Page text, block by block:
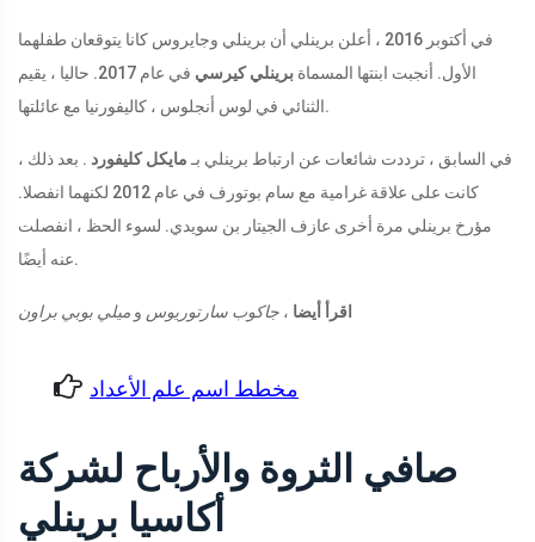
في أكتوبر 2016 ، أعلن برينلي أن برينلي وجايروس كانا يتوقعان طفلهما
الأول. أنجبت ابنتها المسماة برينلي كيرسي
في عام 2017. حاليا ، يقيم
الثنائي في لوس أنجلوس ، كاليفورنيا مع عائلتها.
في السابق ، ترددت شائعات عن ارتباط برينلي بـ مايكل كليفورد . بعد ذلك ،
كانت على علاقة غرامية مع سام بوتورف في عام 2012 لكنهما انفصلا.
مؤرخ برينلي مرة أخرى عازف الجيتار بن سويدي. لسوء الحظ ، انفصلت
عنه أيضًا.
اقرأ أيضا ، جاكوب سارتوريوس و ميلي بوبي براون
مخطط اسم علم الأعداد
صافي الثروة والأرباح لشركة
أكاسيا برينلي